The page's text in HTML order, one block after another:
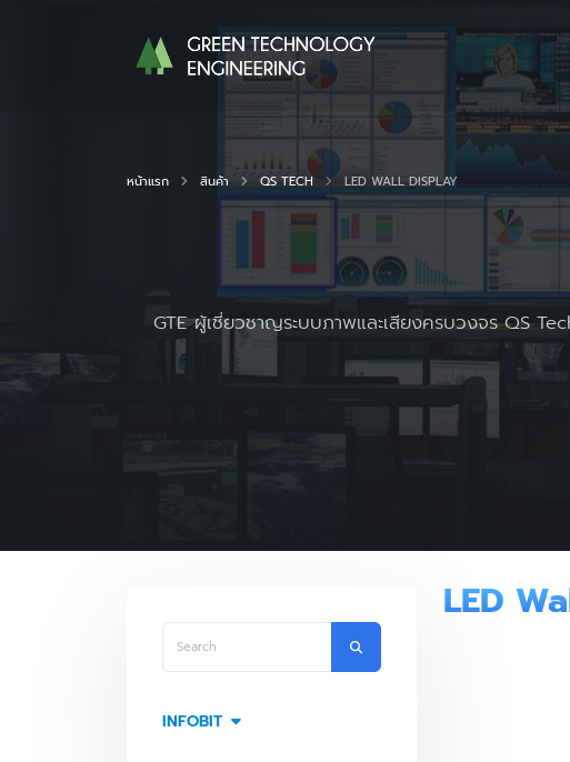
หน้าแรก สินค้า QS TECH LED WALL DISPLAY
GTE ผู้เชี่ยวชาญระบบภาพและเสียงครบวงจร QS
INFOBIT
LED